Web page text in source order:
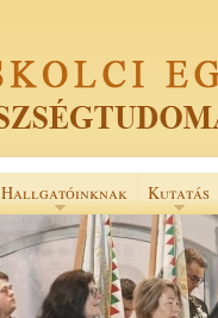
Hallgatóinknak Kutatás